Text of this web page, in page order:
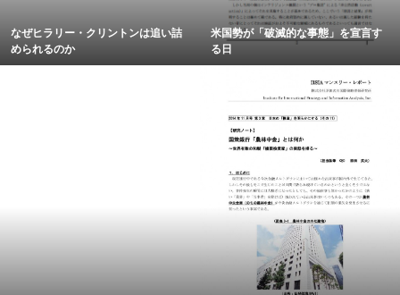
なぜヒラリー・クリントンは追い詰
められるのか
米国勢が「破滅的な事態」を宣言す
る日